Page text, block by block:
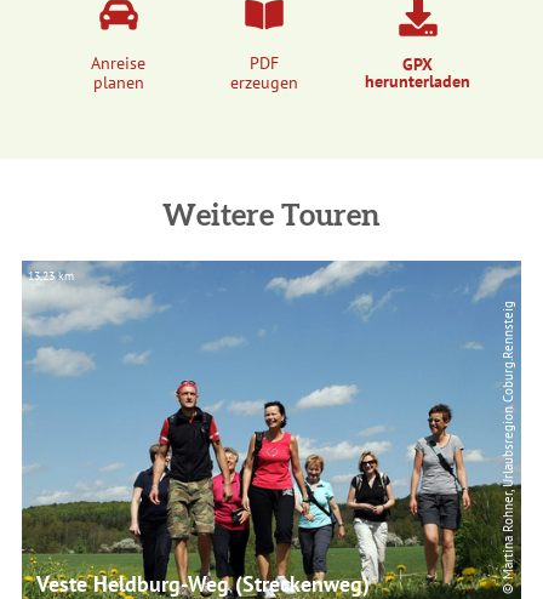
Anreise
planen
PDF
erzeugen
GPX
herunterladen
Weitere Touren
13,23 km
Veste Heldburg-Weg (Streckenweg) © Martina Rohner, Urlaubsregion Coburg.Rennsteig